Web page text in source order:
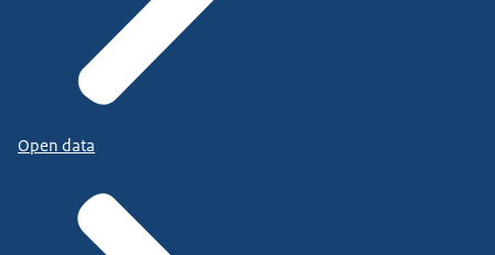
Open data